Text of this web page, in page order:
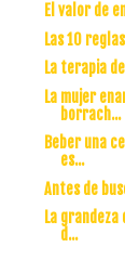
El valor de
Las 10
La terapia
La mujer
borrach...
Beber una
es...
Antes de
La
d...